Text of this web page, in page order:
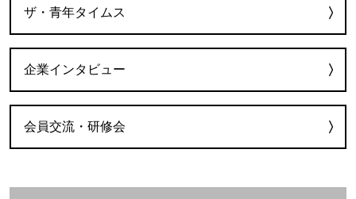
ザ・青年タイムス
企業インタビュー
会員交流・研修会